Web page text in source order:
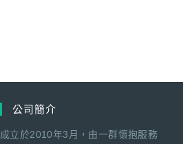
公司簡介
成立於2010年3月，由一群懷抱服務